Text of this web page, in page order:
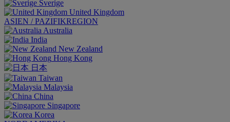
Sverige
United Kingdom
ASIEN / PAZIFIKREGION
Australia
India
New Zealand
Hong Kong
日本
Taiwan
Malaysia
China
Singapore
Korea